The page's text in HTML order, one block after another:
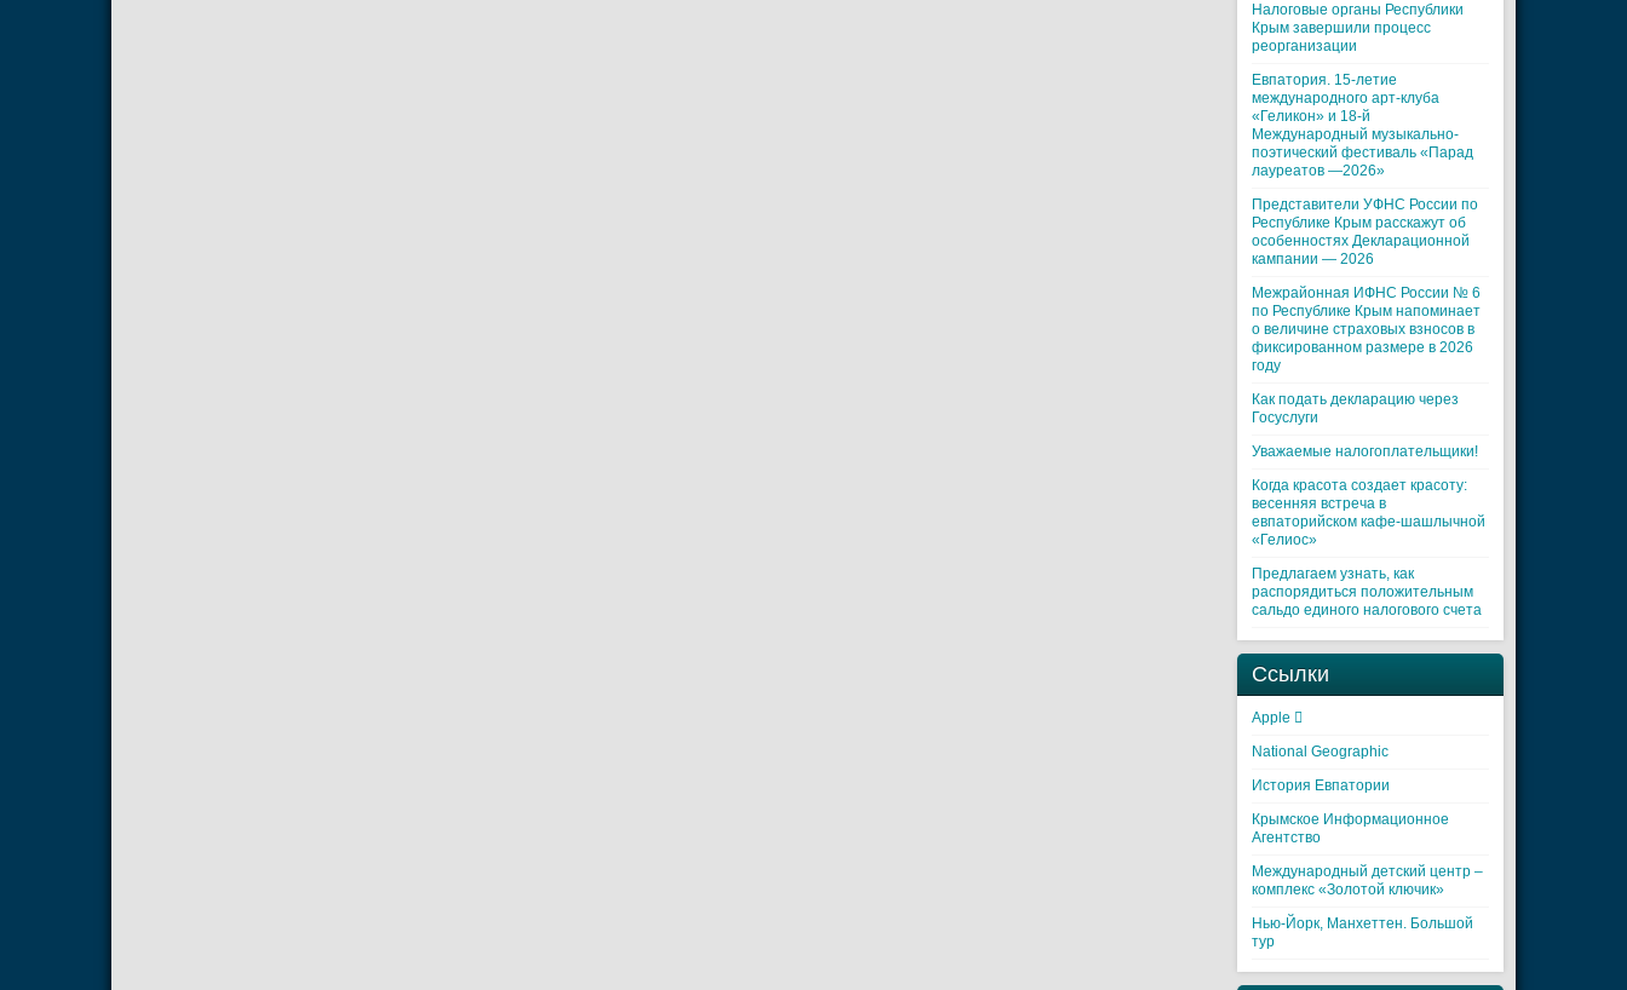
Налоговые органы Республики
Крым завершили процесс
реорганизации
Евпатория. 15-летие
международного арт-клуба
«Геликон» и 18-й
Международный музыкально-
поэтический фестиваль «Парад
лауреатов —2026»
Представители УФНС России по
Республике Крым расскажут об
особенностях Декларационной
кампании — 2026
Межрайонная ИФНС России № 6
по Республике Крым напоминает
о величине страховых взносов в
фиксированном размере в 2026
году
Как подать декларацию через
Госуслуги
Уважаемые налогоплательщики!
Когда красота создает красоту:
весенняя встреча в
евпаторийском кафе-шашлычной
«Гелиос»
Предлагаем узнать, как
распорядиться положительным
сальдо единого налогового счета
Ссылки
Apple 
National Geographic
История Евпатории
Крымское Информационное
Агентство
Международный детский центр –
комплекс «Золотой ключик»
Нью-Йорк, Манхеттен. Большой
тур